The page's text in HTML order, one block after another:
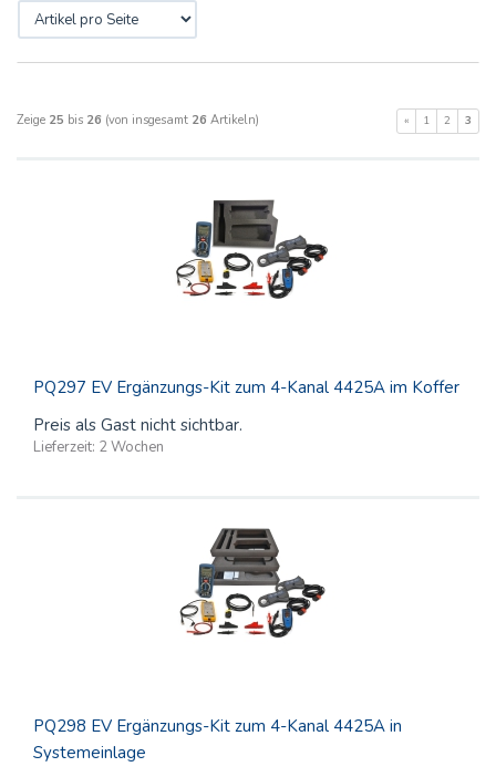
Zeige 25 bis 26 (von insgesamt 26 Artikeln) « 1 2 3
PQ297 EV Ergänzungs-Kit zum 4-Kanal 4425A im Koffer
Preis als Gast nicht sichtbar.
Lieferzeit: 2 Wochen
PQ298 EV Ergänzungs-Kit zum 4-Kanal 4425A in
Systemeinlage